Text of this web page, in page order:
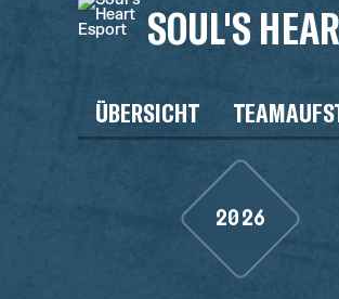
SOUL'S
ÜBERSICHT
2026